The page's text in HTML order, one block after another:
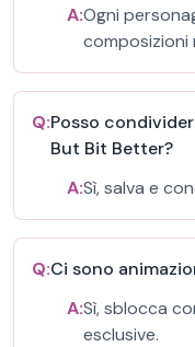
A:Ogni
composizioni
Q:Posso
But Bit Better?
A:Sì, salva e
Q:Ci sono
A:Sì, sblocca
esclusive.